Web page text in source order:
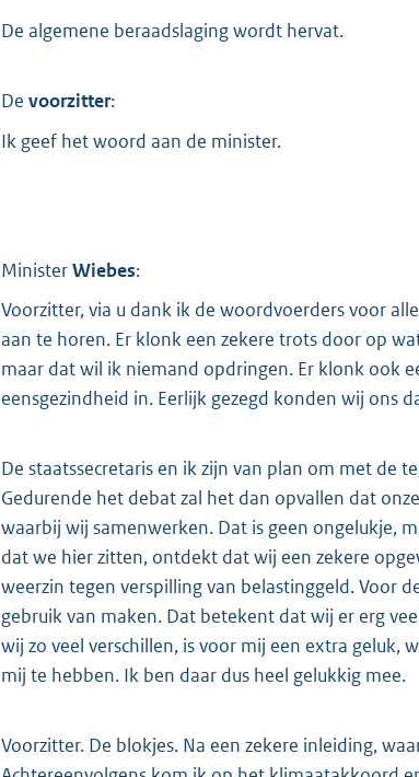
De algemene beraadslaging wordt hervat.
De voorzitter:
Ik geef het woord aan de minister.
MinisterWiebes:
Voorzitter, via u dank ik de woordvoerders voor
aan te horen. Er klonk een zekere trots door op
maar dat wil ik niemand opdringen. Er klonk ook
eensgezindheid in. Eerlijk gezegd konden wij ons
De staatssecretaris en ik zijn van plan om met de
Gedurende het debat zal het dan opvallen dat
waarbij wij samenwerken. Dat is geen ongelukje,
dat we hier zitten, ontdekt dat wij een zekere
weerzin tegen verspilling van belastinggeld. Voor
gebruik van maken. Dat betekent dat wij er erg
wij zo veel verschillen, is voor mij een extra geluk,
mij te hebben. Ik ben daar dus heel gelukkig mee.
Voorzitter. De blokjes. Na een zekere inleiding,